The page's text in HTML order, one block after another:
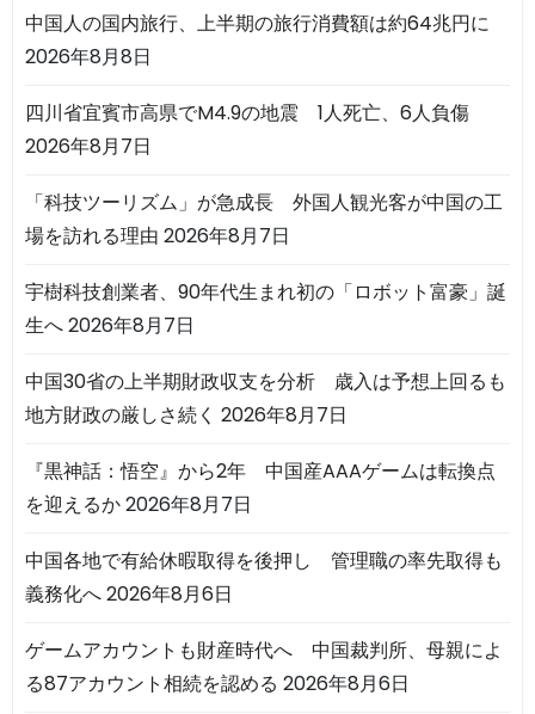
中国人の国内旅行、上半期の旅行消費額は約64兆円に
2026年8月8日
四川省宜賓市高県でM4.9の地震 1人死亡、6人負傷
2026年8月7日
「科技ツーリズム」が急成長 外国人観光客が中国の工
場を訪れる理由 2026年8月7日
宇樹科技創業者、90年代生まれ初の「ロボット富豪」誕
生へ2026年8月7日
中国30省の上半期財政収支を分析 歳入は予想上回るも
地方財政の厳しさ続く 2026年8月7日
『黒神話：悟空』から2年 中国産AAAゲームは転換点
を迎えるか2026年8月7日
中国各地で有給休暇取得を後押し 管理職の率先取得も
義務化へ2026年8月6日
ゲームアカウントも財産時代へ 中国裁判所、母親によ
る87アカウント相続を認める 2026年8月6日